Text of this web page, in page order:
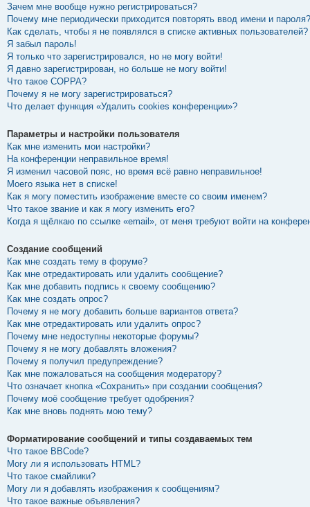
Зачем мне вообще нужно регистрироваться?
Почему мне периодически приходится повторять ввод имени и пароля?
Как сделать, чтобы я не появлялся в списке активных пользователей?
Я забыл пароль!
Я только что зарегистрировался, но не могу войти!
Я давно зарегистрирован, но больше не могу войти!
Что такое COPPA?
Почему я не могу зарегистрироваться?
Что делает функция «Удалить cookies конференции»?
Параметры и настройки пользователя
Как мне изменить мои настройки?
На конференции неправильное время!
Я изменил часовой пояс, но время всё равно неправильное!
Моего языка нет в списке!
Как я могу поместить изображение вместе со своим именем?
Что такое звание и как я могу изменить его?
Когда я щёлкаю по ссылке «email», от меня требуют войти на
Создание сообщений
Как мне создать тему в форуме?
Как мне отредактировать или удалить сообщение?
Как мне добавить подпись к своему сообщению?
Как мне создать опрос?
Почему я не могу добавить больше вариантов ответа?
Как мне отредактировать или удалить опрос?
Почему мне недоступны некоторые форумы?
Почему я не могу добавлять вложения?
Почему я получил предупреждение?
Как мне пожаловаться на сообщения модератору?
Что означает кнопка «Сохранить» при создании сообщения?
Почему моё сообщение требует одобрения?
Как мне вновь поднять мою тему?
Форматирование сообщений и типы создаваемых тем
Что такое BBCode?
Могу ли я использовать HTML?
Что такое смайлики?
Могу ли я добавлять изображения к сообщениям?
Что такое важные объявления?